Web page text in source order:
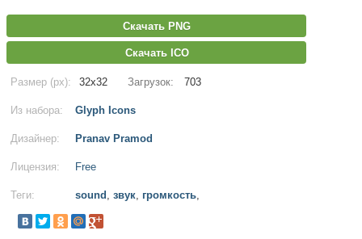
Скачать PNG
Скачать ICO
Размер (px): 32x32 Загрузок: 703
Из набора: Glyph Icons
Дизайнер: Pranav Pramod
Лицензия: Free
Теги: sound , звук, громкость,